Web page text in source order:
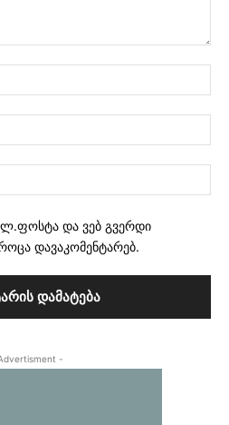
და ვებ გვერდი
დავაკომენტარებ.
-